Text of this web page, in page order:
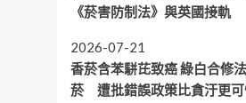
《菸害防制法》與英國接軌
2026-07-21
香菸含苯駢芘致癌 綠白合修
菸 遭批錯誤政策比貪汙更可